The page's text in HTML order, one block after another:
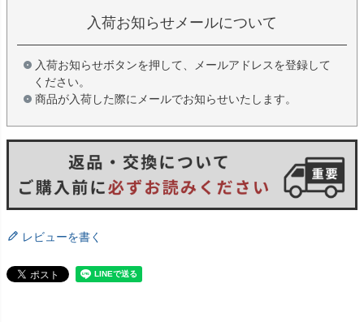
入荷お知らせメールについて
入荷お知らせボタンを押して、メールアドレスを登録して
ください。
商品が入荷した際にメールでお知らせいたします。
レビューを書く